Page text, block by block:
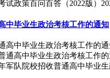
试政策百问百答（2022版）
中毕业生政治考核工作的通知
高中毕业生政治考核工作的通
军队院校招收普通高中毕业